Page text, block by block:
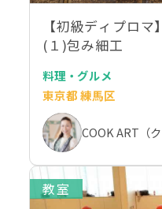
【初級ディプロ
(１)包み細工
料理・グルメ
東京都 練馬区
COOK ART（ク
教室